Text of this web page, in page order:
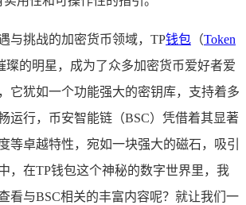
与挑战的加密货币领域，TP钱包 （Token
璨的明星，成为了众多加密货币爱好者爱
它犹如一个功能强大的密钥库，支持着多
运行，币安智能链（BSC）凭借着其显著
等卓越特性，宛如一块强大的磁石，吸引
，在TP钱包这个神秘的数字世界里，我
看与BSC相关的丰富内容呢？就让我们一